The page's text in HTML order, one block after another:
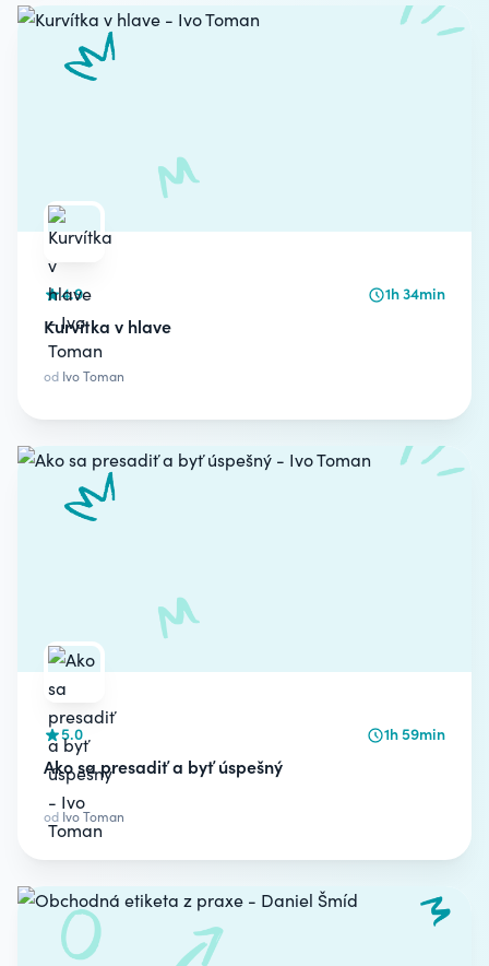
4.9 1h 34min
Kurvítka v hlave
od Ivo Toman
5.0 1h 59min
Ako sa presadiť a byť úspešný
od Ivo Toman